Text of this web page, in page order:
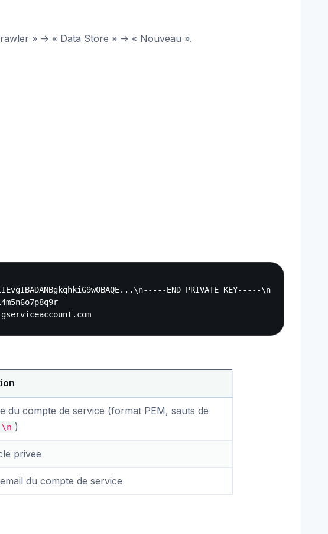
» -> « Data Store » -> « Nouveau ».
END PRIVATE KEY-----\n
client_email=fess-crawler@your-project.iam.gserviceaccount.com
du compte de service (format PEM, sauts de
\n )
privee
du compte de service